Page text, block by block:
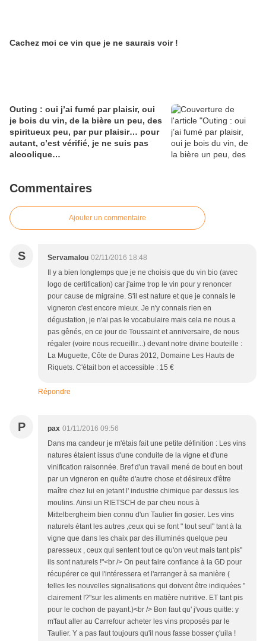
Cachez moi ce vin que je ne saurais voir !
Outing : oui j’ai fumé par plaisir, oui
je bois du vin, de la bière un peu, des
spiritueux peu, par pur plaisir… pour
autant, c’est vérifié, je ne suis pas
alcoolique…
Commentaires
Ajouter un commentaire
S Servamalou 02/11/2016 18:48
Il y a bien longtemps que je ne choisis que du vin bio (avec
logo de certification) car j'aime trop le vin pour y renoncer
pour cause de migraine. S'il est nature et que je connais le
vigneron c'est encore mieux. Je n'y connais rien en
dégustation, je n'ai pas le vocabulaire mais cela ne nous a
pas gênés, en ce jour de Toussaint et anniversaire, de nous
régaler (voire nous recueillir...) devant notre divine bouteille :
La Muguette, Côte de Duras 2012, Domaine Les Hauts de
Riquets. C'était bon et accessible : 15 €
Répondre
P pax 01/11/2016 09:56
Dans ma candeur je m'étais fait une petite définition : Les vins
natures étaient issus d'une conduite de la vigne et d'une
vinification raisonnée. Bref d'un travail mené de bout en bout
par un vigneron en quête d'autre chose et désireux d'être
maître chez lui en jetant l' industrie chimique par dessus les
moulins. Ainsi un RIETSCH de par cheu nous à
Mittelbergheim bien connu d'un Taulier fin gosier. Les vins
naturels étant les autres ,ceux qui se font " tout seul" tant à la
vigne que dans les chaix par des illuminés quelque peu
paresseux , ceux qui sentent tout ce qu'on veut mais tant pis"
ils sont naturels !"<br /> On peut faire confiance à la GD pour
récupérer ce qui l'intéressera et l'arranger à sa manière (
telles les nouvelles signalisations qui doivent être indiquées "
clairement !?"sur les aliments en matière nutritive. ET tant pis
pour le cochon de payant.)<br /> Bon faut qu' j'vous quitte: y
m'faut aller au Carrefour acheter les vins proposés par le
Taulier. Y a pas faut toujours qu'il nous fasse bosser ç'uila !